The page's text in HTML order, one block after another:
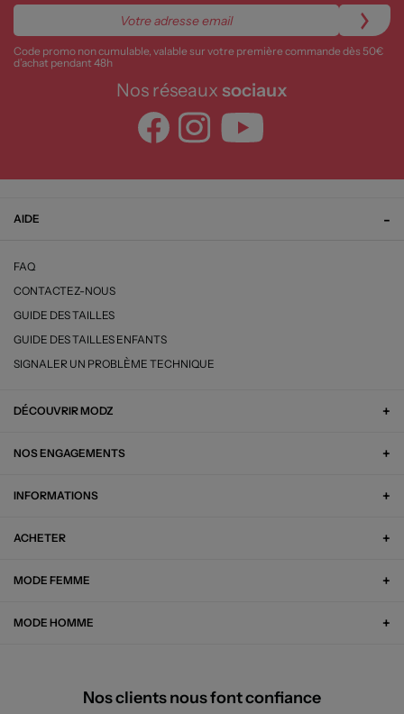
Code promo non cumulable, valable sur votre première commande dès 50€
d’achat pendant 48h
Nos réseaux sociaux
AIDE
FAQ
CONTACTEZ-NOUS
GUIDE DES TAILLES
GUIDE DES TAILLES ENFANTS
SIGNALER UN PROBLÈME TECHNIQUE
DÉCOUVRIR MODZ
NOS ENGAGEMENTS
INFORMATIONS
ACHETER
MODE FEMME
MODE HOMME
Nos clients nous font confiance